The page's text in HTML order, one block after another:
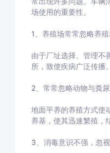
场使用的重要性。
1、养殖场常常忽略养
由于厂址选择、管理不
所，致使疾病广泛传播。
2、常常忽略动物与粪
地面平养的养殖方式使
养基，使其迅速繁殖，
3、消毒意识不强，忽